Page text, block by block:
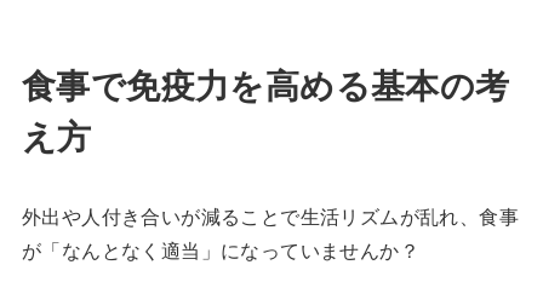
食事で免疫力を高める基本の考
え方
外出や人付き合いが減ることで生活リズムが乱れ、食事
が「なんとなく適当」になっていませんか？